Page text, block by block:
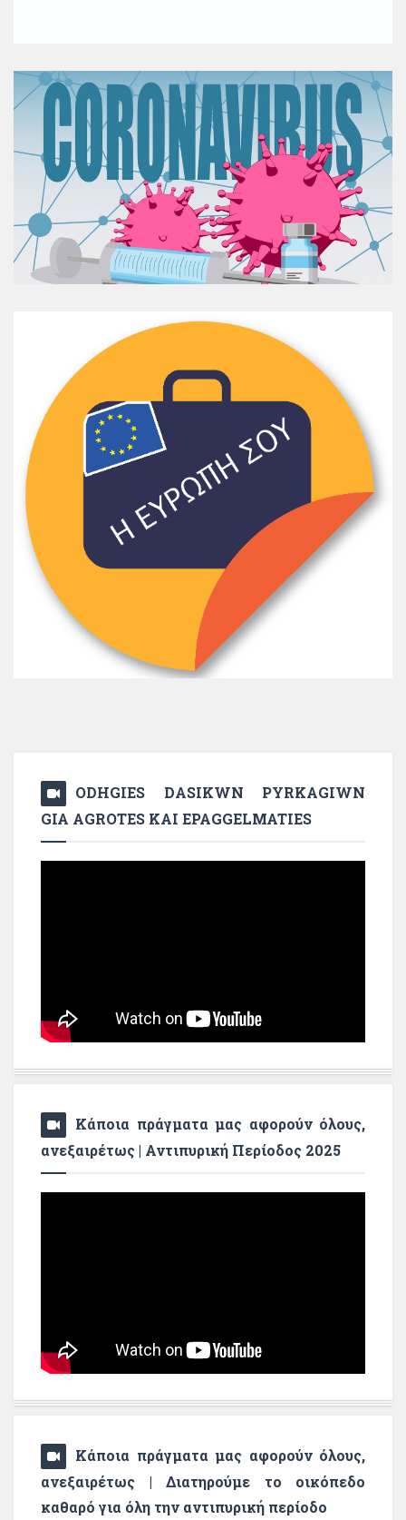
ODHGIES DASIKWN PYRKAGIWN
GIA AGROTES KAI EPAGGELMATIES
Κάποια πράγματα μας αφορούν όλους,
ανεξαιρέτως | Αντιπυρική Περίοδος 2025
Κάποια πράγματα μας αφορούν όλους,
ανεξαιρέτως | Διατηρούμε το οικόπεδο
καθαρό για όλη την αντιπυρική περίοδο